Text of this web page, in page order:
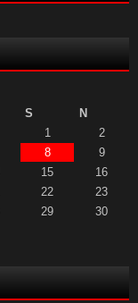
S
N
1
2
8
9
15
16
22
23
29
30